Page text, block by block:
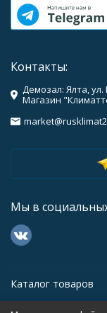
Контакты:
Демозал: Ялта,
Магазин
Мы в социальных
Каталог товаров